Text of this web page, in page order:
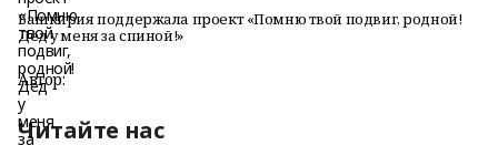
Башкирия поддержала проект «Помню твой подвиг, родной!
Дед у меня за спиной!»
Автор:
Читайте нас